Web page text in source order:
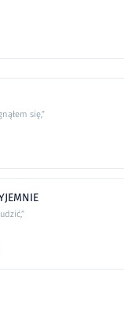
się,”